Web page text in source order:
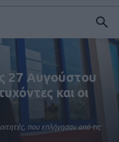
27 Αυγούστου
και οι
που επλήγησαν από τις